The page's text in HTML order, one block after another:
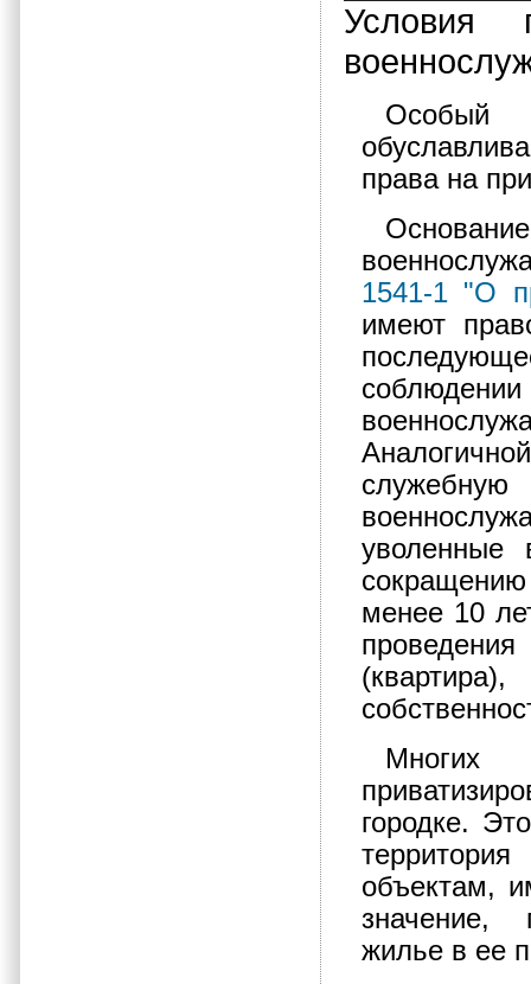
Условия
Особый
права на
1541-1 "О
имеют
уволенные
менее 10
Многих
городке.
объектам,
значение,
жилье в ее